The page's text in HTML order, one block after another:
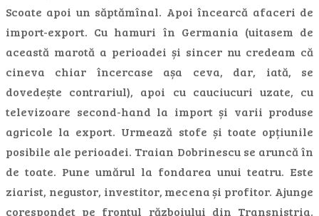
Scoate apoi un săptămînal. Apoi încearcă afaceri de
import-export. Cu hamuri în Germania (uitasem de
această marotă a perioadei și sincer nu credeam că
cineva chiar încercase așa ceva, dar, iată, se
dovedește contrariul), apoi cu cauciucuri uzate, cu
televizoare second-hand la import și varii produse
agricole la export. Urmează stofe și toate opțiunile
posibile ale perioadei. Traian Dobrinescu se aruncă în
de toate. Pune umărul la fondarea unui teatru. Este
ziarist, negustor, investitor, mecena și profitor. Ajunge
corespondet pe frontul războiului din Transnistria.